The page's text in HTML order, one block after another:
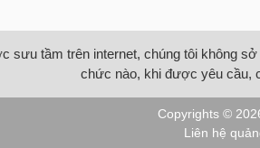
sưu tầm trên internet, chúng tôi không
chức nào, khi được yêu cầu,
Copyrights ©
Liên hệ